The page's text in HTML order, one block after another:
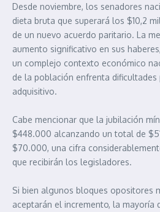
Desde noviembre, los senadores
dieta bruta que superará los $10,2
de un nuevo acuerdo paritario. La
aumento significativo en sus
un complejo contexto económico
de la población enfrenta
adquisitivo.
Cabe mencionar que la jubilación
$448.000 alcanzando un total de
$70.000, una cifra
que recibirán los legisladores.
Si bien algunos bloques opositores
aceptarán el incremento, la mayoría